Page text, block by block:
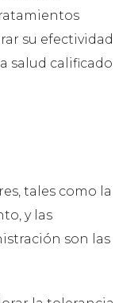
su efectividad
salud calificado
tales como la
y las
son las